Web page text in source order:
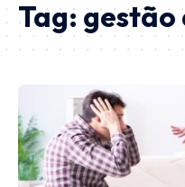
Tag: gestão